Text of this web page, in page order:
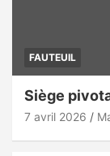
FAUTEUIL
Siège
7 avril 2026